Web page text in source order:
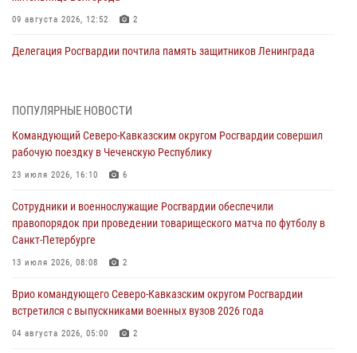
09 августа 2026, 12:52 2
Делегация Росгвардии почтила память защитников Ленинграда
«Я расскажу вам о Герое»: подвиг Героя России Сергея Перца
09 августа 2026, 11:00
Росгвардейцы в зоне СВО передали подарки детям и помогли
09 августа 2026, 09:00
В Чеченской Республике пожарные расчеты Росгвардии и МЧС
отработали межведомственное взаимодействие
В Центральных регионах России продолжается ведомственная
акция «Каникулы с Росгвардией»
ПОПУЛЯРНЫЕ НОВОСТИ
Командующий Северо-Кавказским округом Росгвардии совершил
рабочую поездку в Чеченскую Республику
23 июля 2026, 16:10 6
Сотрудники и военнослужащие Росгвардии обеспечили
правопорядок при проведении товарищеского матча по футболу в
Санкт-Петербурге
13 июля 2026, 08:08 2
Врио командующего Северо-Кавказским округом Росгвардии
встретился с выпускниками военных вузов 2026 года
04 августа 2026, 05:00 2